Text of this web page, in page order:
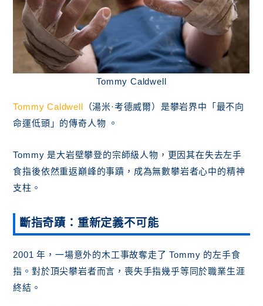
Tommy Caldwell
Tommy Caldwell （湯米·考德威爾）是攀岩界中「最不向
命運低頭」的傳奇人物 。
Tommy 是大岩壁攀登的宗師級人物，更因其在失去左手
食指後依然重返巔峰的事蹟，成為無數攀岩者心中的精神
支柱。
斷指奇蹟：重新定義不可能
2001 年，一場意外的木工事故奪走了 Tommy 的左手食
指。對於頂尖攀岩者而言，喪失手指幾乎等同於職業生涯
終結。